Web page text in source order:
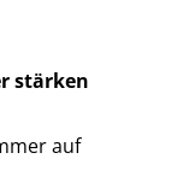
stärken
auf